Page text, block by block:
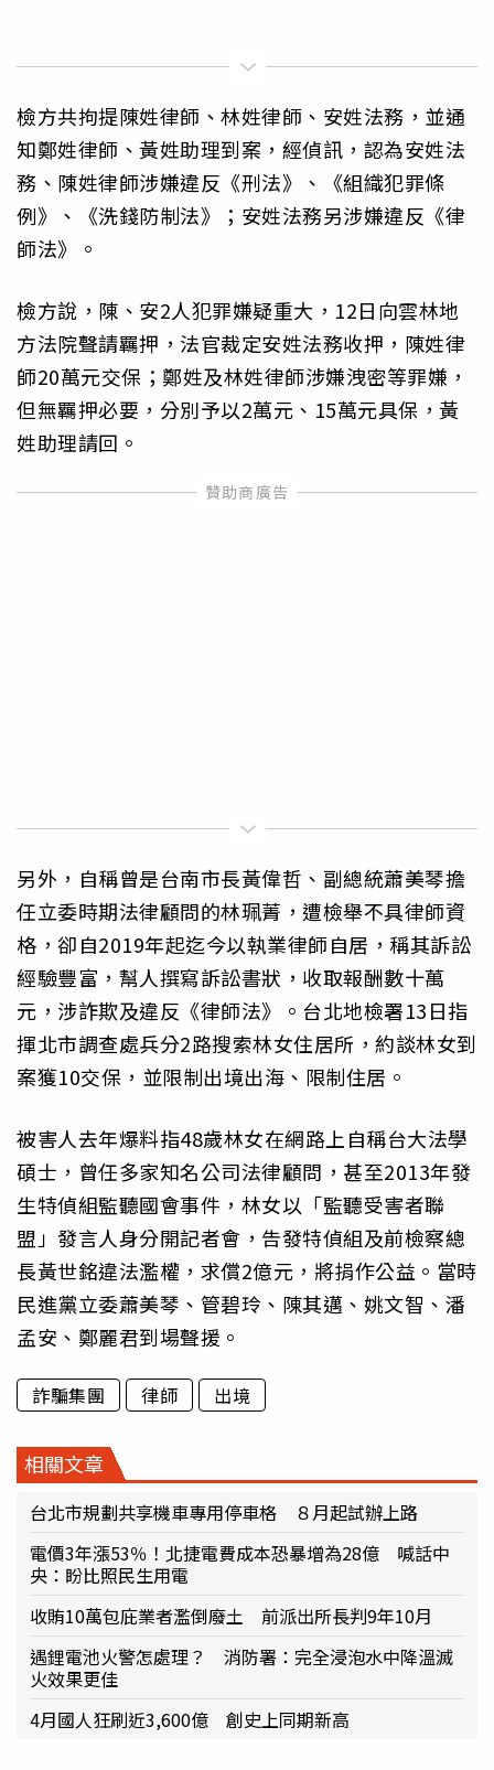
檢方共拘提陳姓律師、林姓律師、安姓法務，並通
知鄭姓律師、黃姓助理到案，經偵訊，認為安姓法
務、陳姓律師涉嫌違反《刑法》、《組織犯罪條
例》、《洗錢防制法》；安姓法務另涉嫌違反《律
師法》。
檢方說，陳、安2人犯罪嫌疑重大，12日向雲林地
方法院聲請羈押，法官裁定安姓法務收押，陳姓律
師20萬元交保；鄭姓及林姓律師涉嫌洩密等罪嫌，
但無羈押必要，分別予以2萬元、15萬元具保，黃
姓助理請回。
另外，自稱曾是台南市長黃偉哲、副總統蕭美琴擔
任立委時期法律顧問的林珮菁，遭檢舉不具律師資
格，卻自2019年起迄今以執業律師自居，稱其訴訟
經驗豐富，幫人撰寫訴訟書狀，收取報酬數十萬
元，涉詐欺及違反《律師法》。台北地檢署13日指
揮北市調查處兵分2路搜索林女住居所，約談林女到
案獲10交保，並限制出境出海、限制住居。
被害人去年爆料指48歲林女在網路上自稱台大法學
碩士，曾任多家知名公司法律顧問，甚至2013年發
生特偵組監聽國會事件，林女以「監聽受害者聯
盟」發言人身分開記者會，告發特偵組及前檢察總
長黃世銘違法濫權，求償2億元，將捐作公益。當時
民進黨立委蕭美琴、管碧玲、陳其邁、姚文智、潘
孟安、鄭麗君到場聲援。
詐騙集團 律師 出境
相關文章
台北市規劃共享機車專用停車格 ８月起試辦上路
電價3年漲53％！北捷電費成本恐暴增為28億 喊話中
央：盼比照民生用電
收賄10萬包庇業者濫倒廢土 前派出所長判9年10月
遇鋰電池火警怎處理？ 消防署：完全浸泡水中降溫滅
火效果更佳
4月國人狂刷近3,600億 創史上同期新高